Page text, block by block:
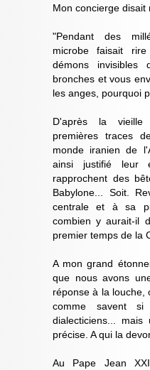
Mon concierge disait
"Pendant des
microbe faisait
démons invisibles
bronches et vous
les anges, pourquoi
D'après la vieille
premières traces
monde iranien de
ainsi justifié leur
rapprochent des
Babylone... Soit.
centrale et à sa
combien y aurait-il
premier temps de la
A mon grand
que nous avons
réponse à la louche,
comme savent
dialecticiens... mais
précise. A qui la
Au Pape Jean